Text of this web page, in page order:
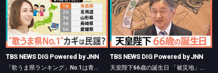
TBS NEWS DIG Powered by JNN
TBS NEWS DIG Powered by JNN
「歌うま県ランキング」No.1は青森県！【Nスタ】
TBS NEWS DIG Powered by JNN
TBS NEWS DIG Powered by JNN
天皇陛下66歳の誕生日 「被災地」に寄せる心【Nスタ】